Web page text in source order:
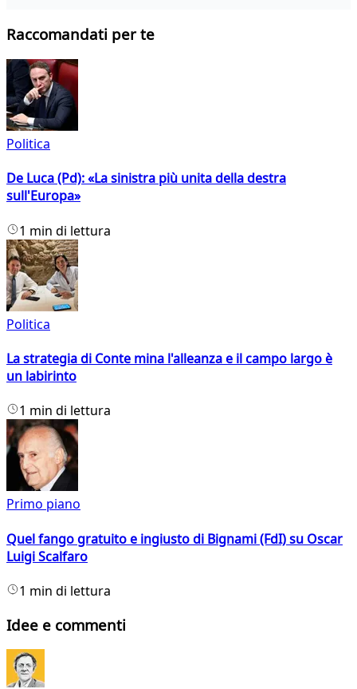
Raccomandati per te
Politica
De Luca (Pd): «La sinistra più unita della destra
sull'Europa»
1 min di lettura
Politica
La strategia di Conte mina l'alleanza e il campo largo è
un labirinto
1 min di lettura
Primo piano
Quel fango gratuito e ingiusto di Bignami (FdI) su Oscar
Luigi Scalfaro
1 min di lettura
Idee e commenti